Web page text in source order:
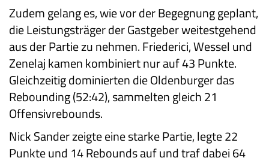
Zudem gelang es, wie vor der Begegnung geplant,
die Leistungsträger der Gastgeber weitestgehend
aus der Partie zu nehmen. Friederici, Wessel und
Zenelaj kamen kombiniert nur auf 43 Punkte.
Gleichzeitig dominierten die Oldenburger das
Rebounding (52:42), sammelten gleich 21
Offensivrebounds.
Nick Sander zeigte eine starke Partie, legte 22
Punkte und 14 Rebounds auf und traf dabei 64